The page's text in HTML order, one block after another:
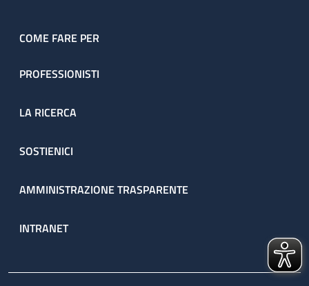
COME FARE PER
PROFESSIONISTI
LA RICERCA
SOSTIENICI
AMMINISTRAZIONE TRASPARENTE
INTRANET